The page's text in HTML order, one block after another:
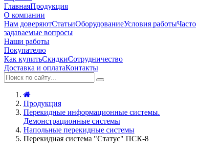
ГлавнаяПродукция
О компании
Нам доверяютСтатьиОборудованиеУсловия работыЧасто
задаваемые вопросы
Наши работы
Покупателю
Как купитьСкидкиСотрудничество
Доставка и оплатаКонтакты
Продукция
Перекидные информационные системы.
Демонстрационные системы
Напольные перекидные системы
Перекидная система "Статус" ПСК-8